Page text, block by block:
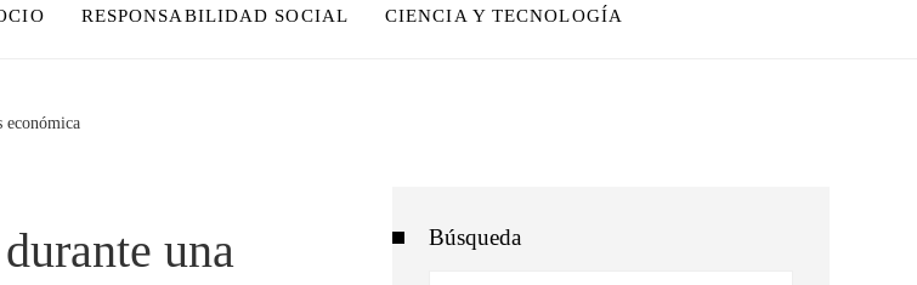
RESPONSABILIDAD SOCIAL CIENCIA Y TECNOLOGÍA
económica
una
Búsqueda